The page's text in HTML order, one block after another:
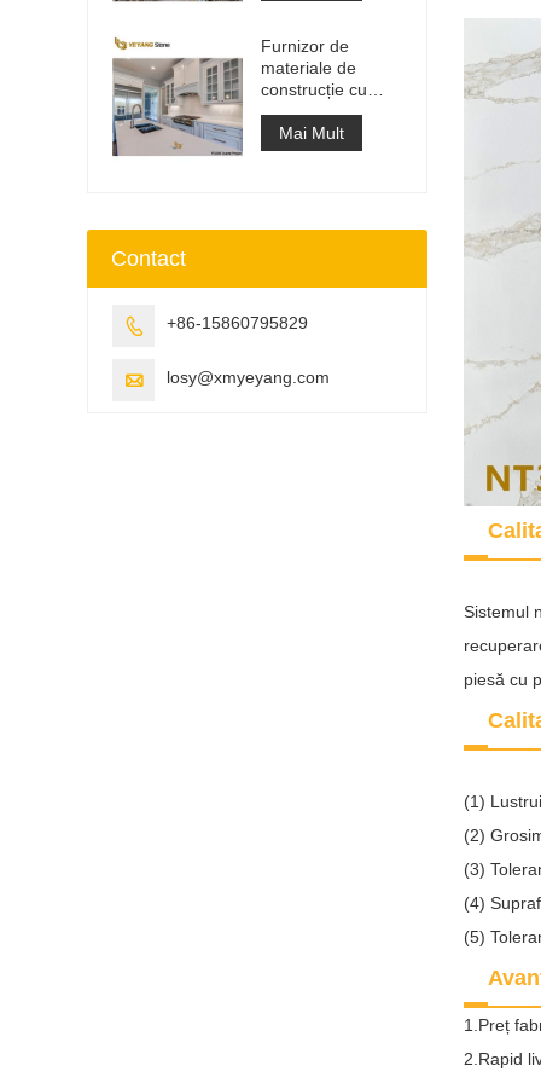
Sistemul
piesă cu
(1)
(2)
(3)
(4)
(5)
1.Preț
2.Rapid
lucru
Furnizor de
materiale de
construcție cu
suprafață solidă
din piatră
artificială de cuarț
Mai Mult
Contact
 +86-15860795829
 losy@xmyeyang.com